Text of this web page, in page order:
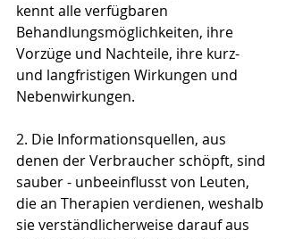
kennt alle verfügbaren
Behandlungsmöglichkeiten, ihre
Vorzüge und Nachteile, ihre kurz-
und langfristigen Wirkungen und
Nebenwirkungen.
2. Die Informationsquellen, aus
denen der Verbraucher schöpft, sind
sauber - unbeeinflusst von Leuten,
die an Therapien verdienen, weshalb
sie verständlicherweise darauf aus